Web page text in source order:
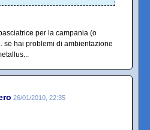
per la campania (o
se hai problemi di ambientazione
26/01/2010, 22:35